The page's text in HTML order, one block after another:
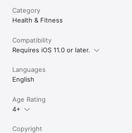
Category
Health & Fitness
Compatibility
Requires iOS 11.0 or later.
Languages
English
Age Rating
4+
Copyright